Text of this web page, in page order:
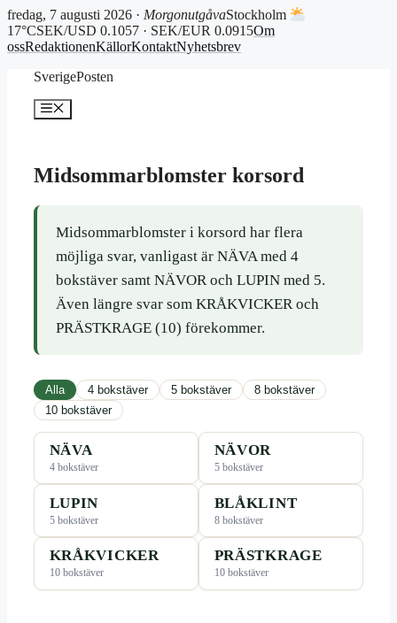
fredag, 7 augusti 2026 · MorgonutgåvaStockholm
17°CSEK/USD 0.1057 · SEK/EUR 0.0915Om
ossRedaktionenKällorKontaktNyhetsbrev
SverigePosten
Meny
Midsommarblomster korsord
Midsommarblomster i korsord har flera
möjliga svar, vanligast är NÄVA med 4
bokstäver samt NÄVOR och LUPIN med 5.
Även längre svar som KRÅKVICKER och
PRÄSTKRAGE (10) förekommer.
Alla 4 bokstäver 5 bokstäver
8 bokstäver
10 bokstäver
NÄVA
4 bokstäver
NÄVOR
5 bokstäver
LUPIN
5 bokstäver
BLÅKLINT
8 bokstäver
KRÅKVICKER
10 bokstäver
PRÄSTKRAGE
10 bokstäver